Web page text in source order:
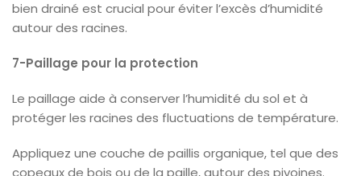
bien drainé est crucial pour éviter l’excès d’humidité
autour des racines.
7-Paillage pour la protection
Le paillage aide à conserver l’humidité du sol et à
protéger les racines des fluctuations de température.
Appliquez une couche de paillis organique, tel que des
copeaux de bois ou de la paille, autour des pivoines.